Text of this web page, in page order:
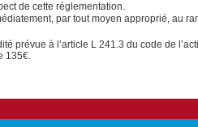
de cette réglementation.
par tout moyen approprié, au
prévue à l’article L 241.3 du code de
135€.